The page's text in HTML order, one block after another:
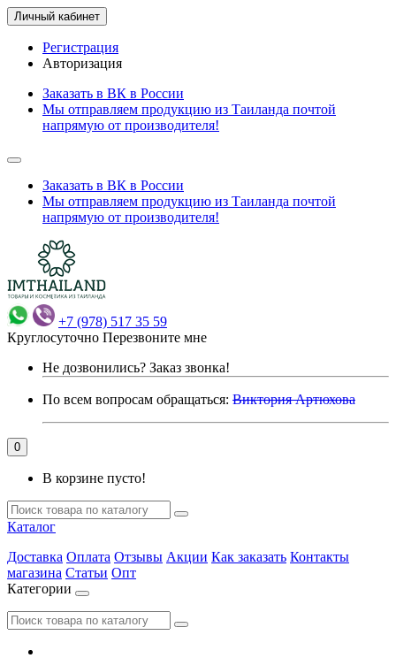
Личный кабинет
Регистрация
Авторизация
Заказать в ВК в России
Мы отправляем продукцию из Таиланда почтой
напрямую от производителя!
Заказать в ВК в России
Мы отправляем продукцию из Таиланда почтой
напрямую от производителя!
+7 (978) 517 35 59
Круглосуточно Перезвоните мне
Не дозвонились? Заказ звонка!
По всем вопросам обращаться: Виктория Артюхова
0
В корзине пусто!
Каталог
Доставка Оплата Отзывы Акции Как заказать Контакты
магазина Статьи Опт
Категории